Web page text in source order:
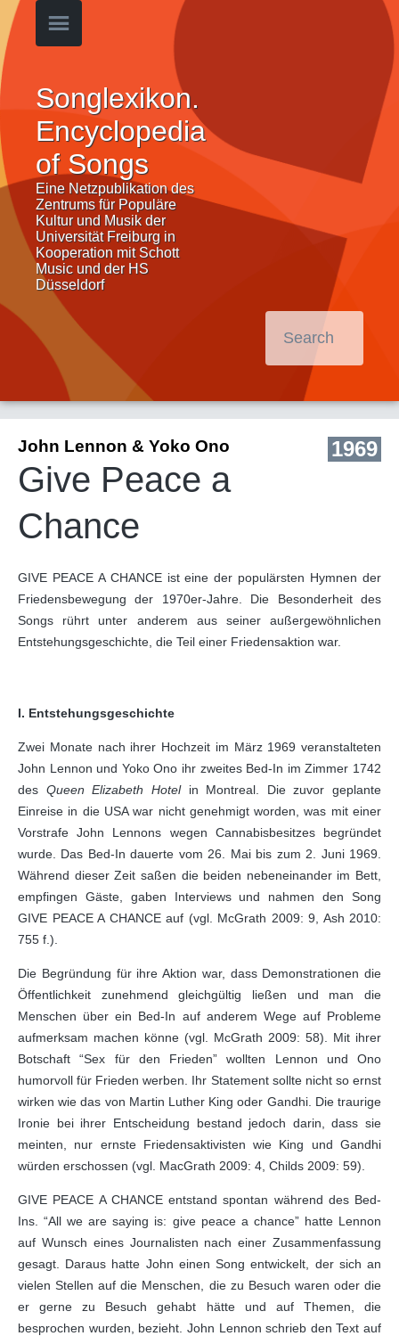
Songlexikon.
Encyclopedia
of Songs
Eine Netzpublikation des
Zentrums für Populäre
Kultur und Musik der
Universität Freiburg in
Kooperation mit Schott
Music und der HS
Düsseldorf
1969
John Lennon & Yoko Ono
Give Peace a
Chance
GIVE PEACE A CHANCE ist eine der populärsten Hymnen der
Friedensbewegung der 1970er-Jahre. Die Besonderheit des
Songs rührt unter anderem aus seiner außergewöhnlichen
Entstehungsgeschichte, die Teil einer Friedensaktion war.
I. Entstehungsgeschichte
Zwei Monate nach ihrer Hochzeit im März 1969 veranstalteten
John Lennon und Yoko Ono ihr zweites Bed-In im Zimmer 1742
des Queen Elizabeth Hotelin Montreal. Die zuvor geplante
Einreise in die USA war nicht genehmigt worden, was mit einer
Vorstrafe John Lennons wegen Cannabisbesitzes begründet
wurde. Das Bed-In dauerte vom 26. Mai bis zum 2. Juni 1969.
Während dieser Zeit saßen die beiden nebeneinander im Bett,
empfingen Gäste, gaben Interviews und nahmen den Song
GIVE PEACE A CHANCE auf (vgl. McGrath 2009: 9, Ash 2010:
755 f.).
Die Begründung für ihre Aktion war, dass Demonstrationen die
Öffentlichkeit zunehmend gleichgültig ließen und man die
Menschen über ein Bed-In auf anderem Wege auf Probleme
aufmerksam machen könne (vgl. McGrath 2009: 58). Mit ihrer
Botschaft “Sex für den Frieden” wollten Lennon und Ono
humorvoll für Frieden werben. Ihr Statement sollte nicht so ernst
wirken wie das von Martin Luther King oder Gandhi. Die traurige
Ironie bei ihrer Entscheidung bestand jedoch darin, dass sie
meinten, nur ernste Friedensaktivisten wie King und Gandhi
würden erschossen (vgl. MacGrath 2009: 4, Childs 2009: 59).
GIVE PEACE A CHANCE entstand spontan während des Bed-
Ins. “All we are saying is: give peace a chance” hatte Lennon
auf Wunsch eines Journalisten nach einer Zusammenfassung
gesagt. Daraus hatte John einen Song entwickelt, der sich an
vielen Stellen auf die Menschen, die zu Besuch waren oder die
er gerne zu Besuch gehabt hätte und auf Themen, die
besprochen wurden, bezieht. John Lennon schrieb den Text auf